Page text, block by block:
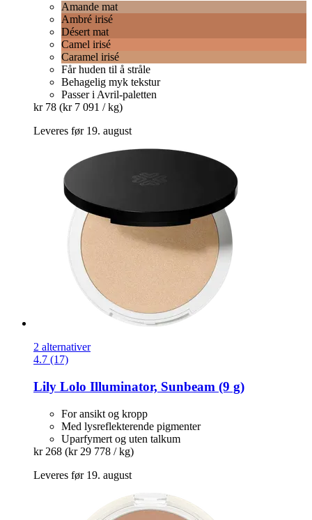
Amande mat
Ambré irisé
Désert mat
Camel irisé
Caramel irisé
Får huden til å stråle
Behagelig myk tekstur
Passer i Avril-paletten
kr 78 (kr 7 091 / kg)
Leveres før 19. august
2 alternativer
4.7 (17)
Lily Lolo Illuminator, Sunbeam (9 g)
For ansikt og kropp
Med lysreflekterende pigmenter
Uparfymert og uten talkum
kr 268 (kr 29 778 / kg)
Leveres før 19. august